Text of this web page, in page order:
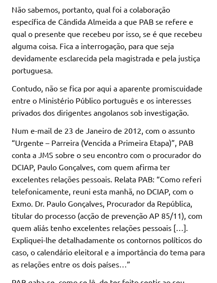
Não sabemos, portanto, qual foi a colaboração
específica de Cândida Almeida a que PAB se refere e
qual o presente que recebeu por isso, se é que recebeu
alguma coisa. Fica a interrogação, para que seja
devidamente esclarecida pela magistrada e pela justiça
portuguesa.
Contudo, não se fica por aqui a aparente promiscuidade
entre o Ministério Público português e os interesses
privados dos dirigentes angolanos sob investigação.
Num e-mail de 23 de Janeiro de 2012, com o assunto
“Urgente – Parreira (Vencida a Primeira Etapa)”, PAB
conta a JMS sobre o seu encontro com o procurador do
DCIAP, Paulo Gonçalves, com quem afirma ter
excelentes relações pessoais. Relata PAB: “Como referi
telefonicamente, reuni esta manhã, no DCIAP, com o
Exmo. Dr. Paulo Gonçalves, Procurador da República,
titular do processo (acção de prevenção AP 85/11), com
quem aliás tenho excelentes relações pessoais […].
Expliquei-lhe detalhadamente os contornos políticos do
caso, o calendário eleitoral e a importância do tema para
as relações entre os dois países…”